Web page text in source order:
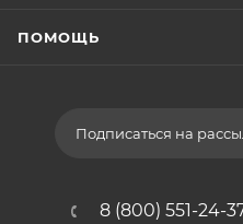
ПОМОЩЬ
Подписаться на
8 (800) 551-24-